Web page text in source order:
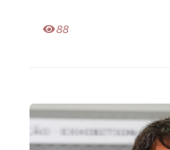
88